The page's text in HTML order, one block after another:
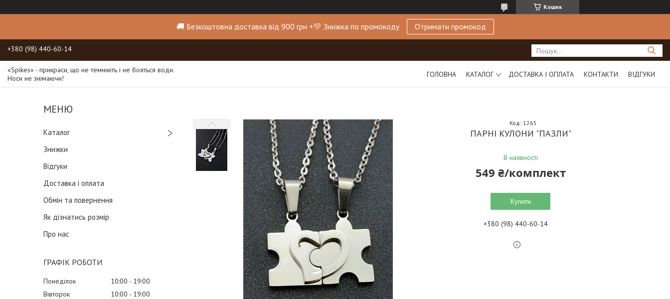
Кошик
🚚 Безкоштовна доставка від 900 грн +💛 Знижка по промокоду Отримати промокод
+380 (98) 440-60-14
«Spikes» - прикраси, що не темніють і не бояться води.
Носи не знімаючи!
ГОЛОВНА КАТАЛОГ ДОСТАВКА І ОПЛАТА КОНТАКТИ ВІДГУКИ
Каталог
Знижки
Відгуки
Доставка і оплата
Обмін та повернення
Як дізнатись розмір
Про нас
ГРАФІК РОБОТИ
Понеділок 10:00
19:00
Вівторок
10:00
19:00
ПАРНІ КУЛОНИ "ПАЗЛИ"
В наявності
Код: 1265
549 ₴/комплект
Купити
+380 (98) 440-60-14